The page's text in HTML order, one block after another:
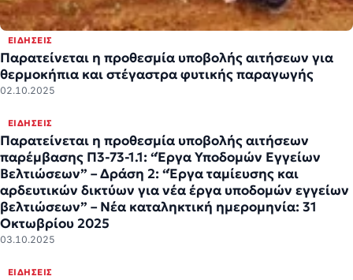
ΕΙΔΉΣΕΙΣ
Παρατείνεται η προθεσμία υποβολής αιτήσεων για
θερμοκήπια και στέγαστρα φυτικής παραγωγής
02.10.2025
ΕΙΔΉΣΕΙΣ
Παρατείνεται η προθεσμία υποβολής αιτήσεων
παρέμβασης Π3-73-1.1: “Έργα Υποδομών Εγγείων
Βελτιώσεων” – Δράση 2: “Έργα ταμίευσης και
αρδευτικών δικτύων για νέα έργα υποδομών εγγείων
βελτιώσεων” – Νέα καταληκτική ημερομηνία: 31
Οκτωβρίου 2025
03.10.2025
ΕΙΔΉΣΕΙΣ